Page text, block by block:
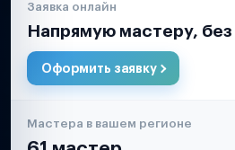
Заявка онлайн
Напрямую мастеру,
Оформить заявку
Мастера в вашем регионе